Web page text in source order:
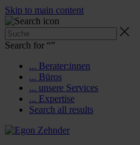
Skip to main content
Search for “”
... Berater:innen
... Büros
... unsere Services
... Expertise
Search all results